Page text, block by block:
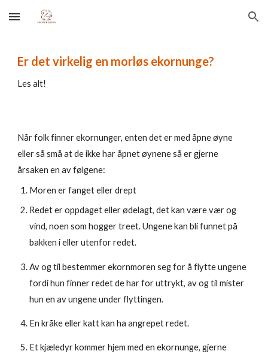
Skip to main content Skip to navigation
Er det virkelig en morløs ekornunge?
Les alt!
Når folk finner ekornunger, enten det er med åpne øyne
eller så små at de ikke har åpnet øynene så er gjerne
årsaken en av følgene:
Moren er fanget eller drept
Redet er oppdaget eller ødelagt, det kan være vær og
vind, noen som hogger treet. Ungene kan bli funnet på
bakken i eller utenfor redet.
Av og til bestemmer ekornmoren seg for å flytte ungene
fordi hun finner redet de har for uttrykt, av og til mister
hun en av ungene under flyttingen.
En kråke eller katt kan ha angrepet redet.
Et kjæledyr kommer hjem med en ekornunge, gjerne